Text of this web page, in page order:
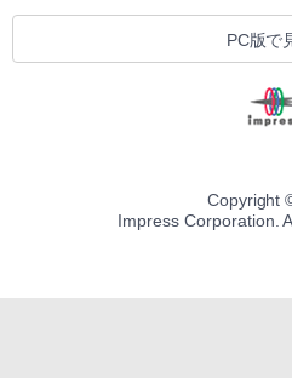
PC版で
Copyright
Impress Corporation.